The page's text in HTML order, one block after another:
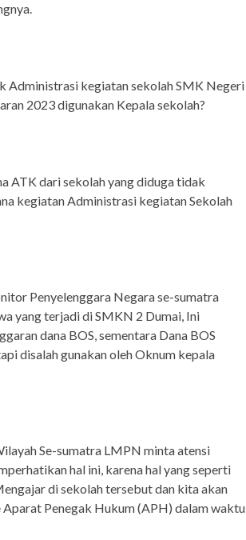
Administrasi kegiatan sekolah SMK Negeri
2023 digunakan Kepala sekolah?
ATK dari sekolah yang diduga tidak
kegiatan Administrasi kegiatan Sekolah
Penyelenggara Negara se-sumatra
yang terjadi di SMKN 2 Dumai, Ini
dana BOS, sementara Dana BOS
disalah gunakan oleh Oknum kepala
Se-sumatra LMPN minta atensi
hal ini, karena hal yang seperti
di sekolah tersebut dan kita akan
Penegak Hukum (APH) dalam waktu